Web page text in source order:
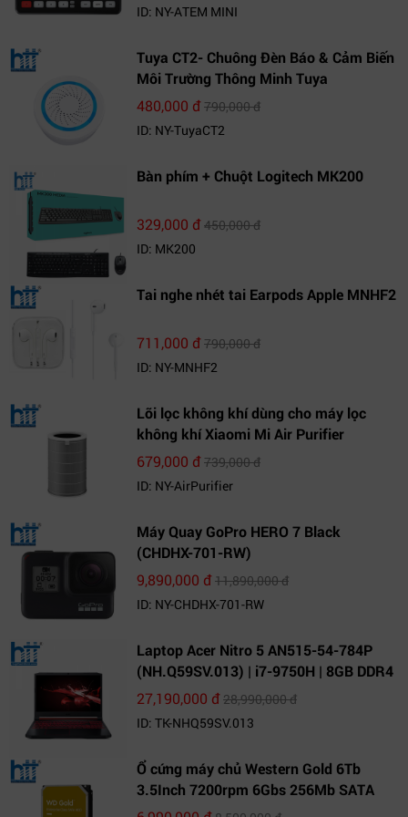
ID: NY-ATEM MINI
Tuya CT2- Chuông Đèn Báo & Cảm Biến
Môi Trường Thông Minh Tuya
480,000 đ790,000 đ
ID: NY-TuyaCT2
Bàn phím + Chuột Logitech MK200
329,000 đ450,000 đ
ID: MK200
Tai nghe nhét tai Earpods Apple MNHF2
711,000 đ790,000 đ
ID: NY-MNHF2
Lõi lọc không khí dùng cho máy lọc
không khí Xiaomi Mi Air Purifier
679,000 đ739,000 đ
ID: NY-AirPurifier
Máy Quay GoPro HERO 7 Black
(CHDHX-701-RW)
9,890,000 đ11,890,000 đ
ID: NY-CHDHX-701-RW
Laptop Acer Nitro 5 AN515-54-784P
(NH.Q59SV.013) | i7-9750H | 8GB DDR4
| 1TB HDD | GeForce GTX 1650 4GB |
27,190,000 đ28,990,000 đ
ID: TK-NHQ59SV.013
Ổ cứng máy chủ Western Gold 6Tb
3.5Inch 7200rpm 6Gbs 256Mb SATA
(WD6003FRYZ)